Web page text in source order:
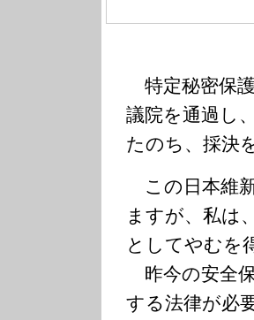
特定秘密保
議院を通過し
たのち、採決
この日本維
ますが、私は
としてやむを
昨今の安全
する法律が必